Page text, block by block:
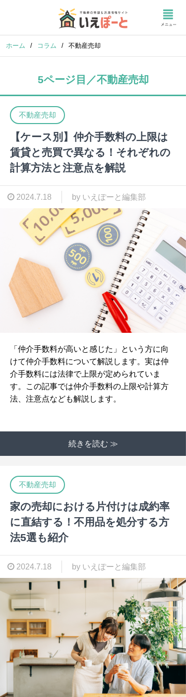
ホーム / コラム / 不動産売却
5ページ目／不動産売却
不動産売却
【ケース別】仲介手数料の上限は
賃貸と売買で異なる！それぞれの
計算方法と注意点を解説
2024.7.18 by いえぽーと編集部
「仲介手数料が高いと感じた」という方に向
けて仲介手数料について解説します。実は仲
介手数料には法律で上限が定められていま
す。この記事では仲介手数料の上限や計算方
法、注意点なども解説します。
続きを読む ≫
不動産売却
家の売却における片付けは成約率
に直結する！不用品を処分する方
法5選も紹介
2024.7.18 by いえぽーと編集部